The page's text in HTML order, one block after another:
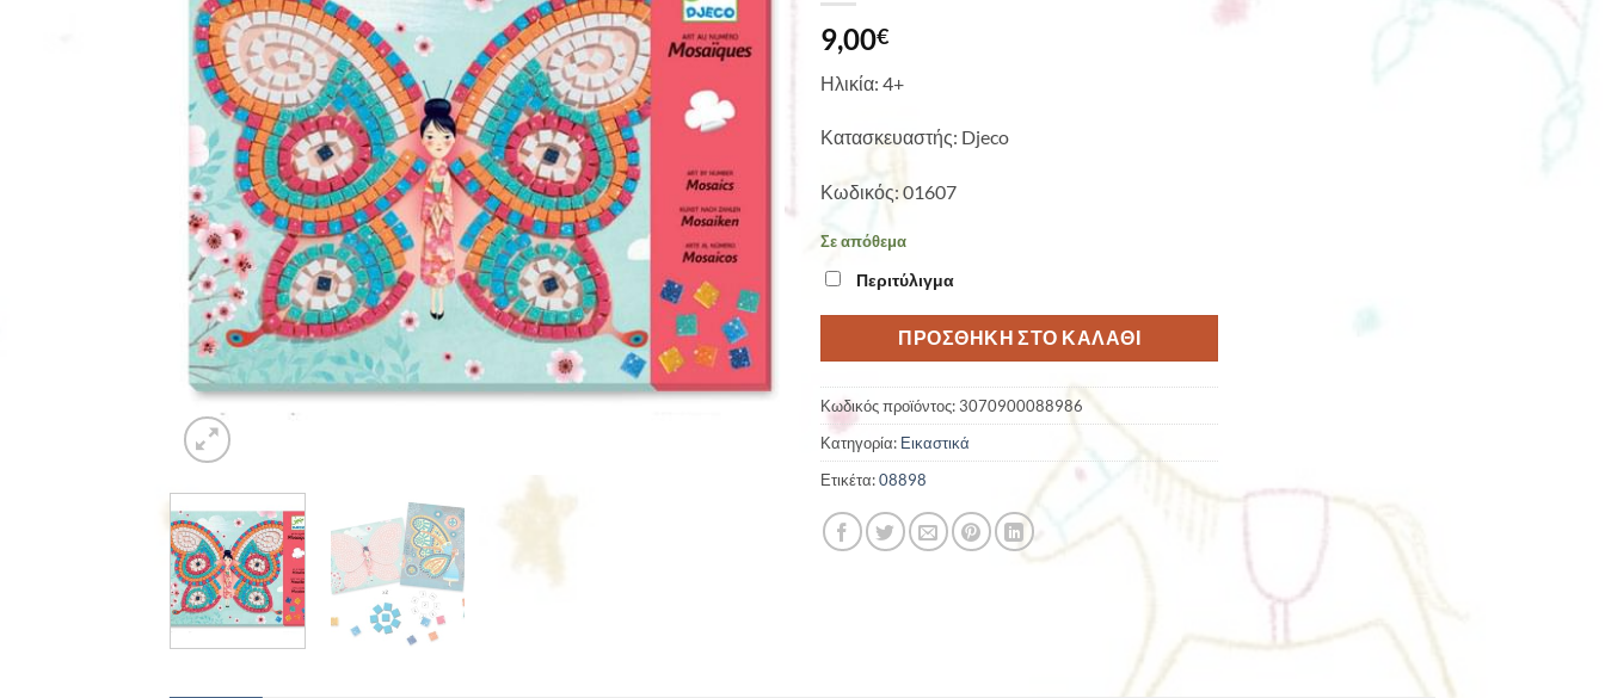
9,00€
Ηλικία: 4+
Κατασκευαστής: Djeco
Κωδικός: 01607
Σε απόθεμα
Περιτύλιγμα
ΠΡΟΣΘΉΚΗ ΣΤΟ ΚΑΛΆΘΙ
Κωδικός προϊόντος:3070900088986
Κατηγορία: Εικαστικά
Ετικέτα:08898